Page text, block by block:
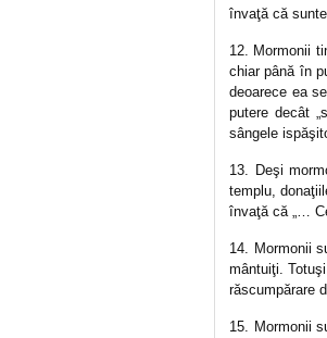
învaţă că
12. Mormonii
chiar până în
deoarece ea
putere decât
sângele
13. Deşi
templu,
învaţă că „…
14. Mormonii
mântuiţi.
răscumpărare
15. Mormonii